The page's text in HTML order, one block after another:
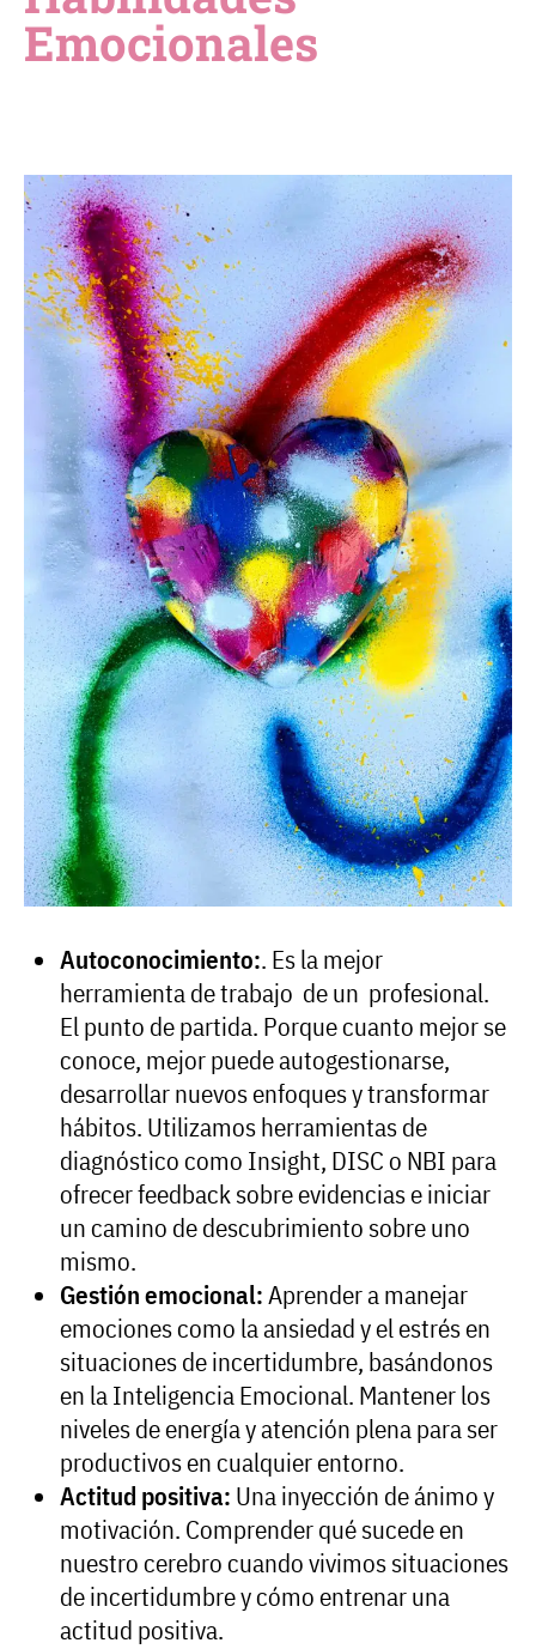
Emocionales
Autoconocimiento:. Es la mejor
herramienta de trabajo de un profesional.
El punto de partida. Porque cuanto mejor se
conoce, mejor puede autogestionarse,
desarrollar nuevos enfoques y transformar
hábitos. Utilizamos herramientas de
diagnóstico como Insight, DISC o NBI para
ofrecer feedback sobre evidencias e iniciar
un camino de descubrimiento sobre uno
mismo.
Gestión emocional:Aprender a manejar
emociones como la ansiedad y el estrés en
situaciones de incertidumbre, basándonos
en la Inteligencia Emocional. Mantener los
niveles de energía y atención plena para ser
productivos en cualquier entorno.
Actitud positiva: Una inyección de ánimo y
motivación. Comprender qué sucede en
nuestro cerebro cuando vivimos situaciones
de incertidumbre y cómo entrenar una
actitud positiva.